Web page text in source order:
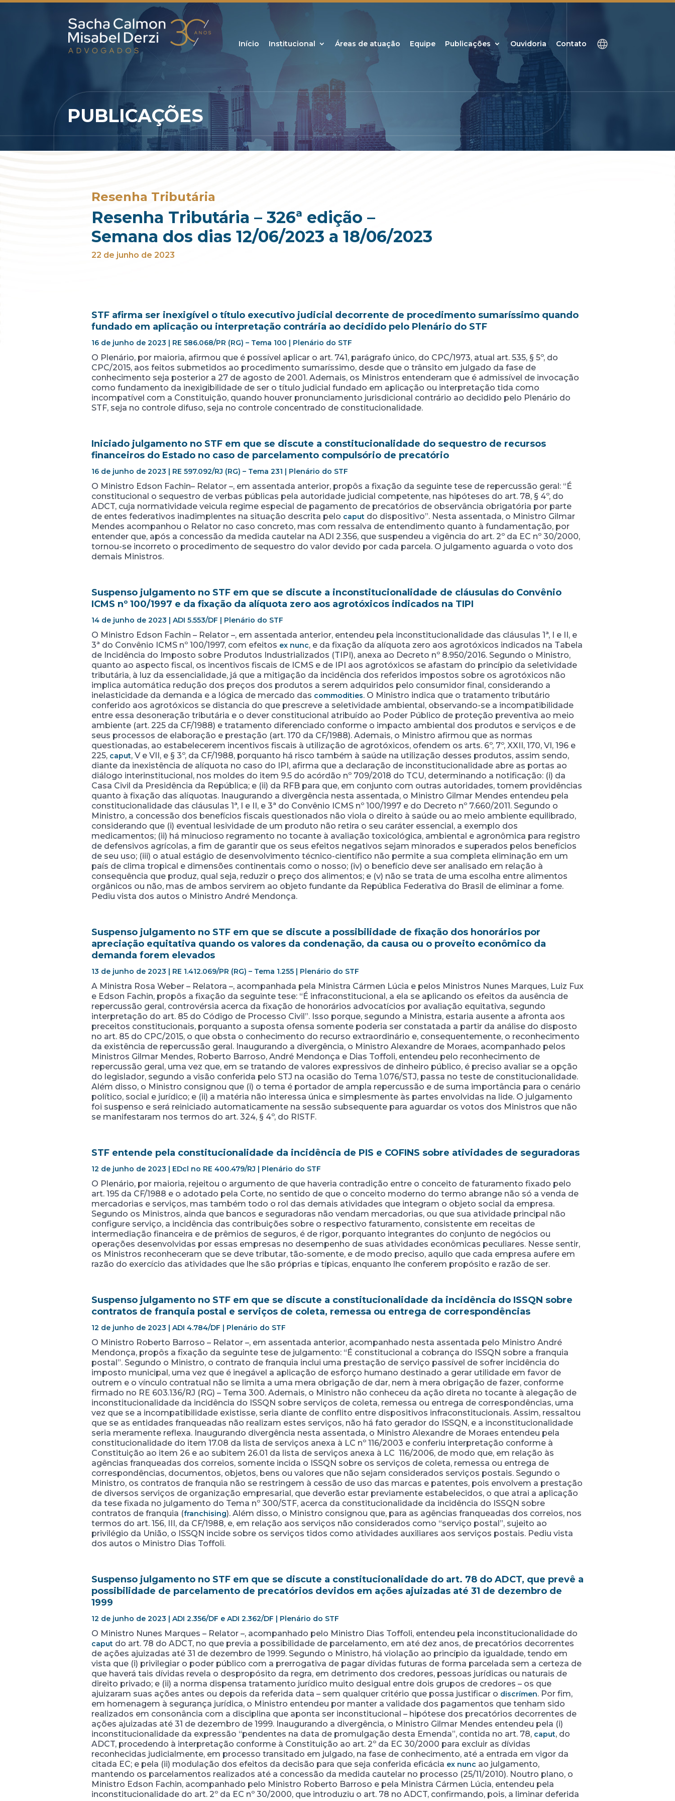
Início Institucional Áreas de atuação Equipe Publicações Ouvidoria Contato
PUBLICAÇÕES
Resenha Tributária
Resenha Tributária – 326ª edição –
Semana dos dias 12/06/2023 a 18/06/2023
22 de junho de 2023
STF afirma ser inexigível o título executivo judicial decorrente de procedimento sumaríssimo quando
fundado em aplicação ou interpretação contrária ao decidido pelo Plenário do STF
16 de junho de 2023 | RE 586.068/PR (RG) – Tema 100 | Plenário do STF
O Plenário, por maioria, afirmou que é possível aplicar o art. 741, parágrafo único, do CPC/1973, atual art. 535, § 5º, do
CPC/2015, aos feitos submetidos ao procedimento sumaríssimo, desde que o trânsito em julgado da fase de
conhecimento seja posterior a 27 de agosto de 2001. Ademais, os Ministros entenderam que é admissível de invocação
como fundamento da inexigibilidade de ser o título judicial fundado em aplicação ou interpretação tida como
incompatível com a Constituição, quando houver pronunciamento jurisdicional contrário ao decidido pelo Plenário do
STF, seja no controle difuso, seja no controle concentrado de constitucionalidade.
Iniciado julgamento no STF em que se discute a constitucionalidade do sequestro de recursos
financeiros do Estado no caso de parcelamento compulsório de precatório
16 de junho de 2023 | RE 597.092/RJ (RG) – Tema 231 | Plenário do STF
O Ministro Edson Fachin– Relator –, em assentada anterior, propôs a fixação da seguinte tese de repercussão geral: “É
constitucional o sequestro de verbas públicas pela autoridade judicial competente, nas hipóteses do art. 78, § 4º, do
ADCT, cuja normatividade veicula regime especial de pagamento de precatórios de observância obrigatória por parte
de entes federativos inadimplentes na situação descrita pelo caput do dispositivo”. Nesta assentada, o Ministro Gilmar
Mendes acompanhou o Relator no caso concreto, mas com ressalva de entendimento quanto à fundamentação, por
entender que, após a concessão da medida cautelar na ADI 2.356, que suspendeu a vigência do art. 2º da EC nº 30/2000,
tornou-se incorreto o procedimento de sequestro do valor devido por cada parcela. O julgamento aguarda o voto dos
demais Ministros.
Suspenso julgamento no STF em que se discute a inconstitucionalidade de cláusulas do Convênio
ICMS nº 100/1997 e da fixação da alíquota zero aos agrotóxicos indicados na TIPI
14 de junho de 2023 | ADI 5.553/DF | Plenário do STF
O Ministro Edson Fachin – Relator –, em assentada anterior, entendeu pela inconstitucionalidade das cláusulas 1ª, I e II, e
3ª do Convênio ICMS nº 100/1997, com efeitos ex nunc, e da fixação da alíquota zero aos agrotóxicos indicados na Tabela
de Incidência do Imposto sobre Produtos Industrializados (TIPI), anexa ao Decreto nº 8.950/2016. Segundo o Ministro,
quanto ao aspecto fiscal, os incentivos fiscais de ICMS e de IPI aos agrotóxicos se afastam do princípio da seletividade
tributária, à luz da essencialidade, já que a mitigação da incidência dos referidos impostos sobre os agrotóxicos não
implica automática redução dos preços dos produtos a serem adquiridos pelo consumidor final, considerando a
inelasticidade da demanda e a lógica de mercado das commodities. O Ministro indica que o tratamento tributário
conferido aos agrotóxicos se distancia do que prescreve a seletividade ambiental, observando-se a incompatibilidade
entre essa desoneração tributária e o dever constitucional atribuído ao Poder Público de proteção preventiva ao meio
ambiente (art. 225 da CF/1988) e tratamento diferenciado conforme o impacto ambiental dos produtos e serviços e de
seus processos de elaboração e prestação (art. 170 da CF/1988). Ademais, o Ministro afirmou que as normas
questionadas, ao estabelecerem incentivos fiscais à utilização de agrotóxicos, ofendem os arts. 6º, 7º, XXII, 170, VI, 196 e
225, caput, V e VII, e § 3º, da CF/1988, porquanto há risco também à saúde na utilização desses produtos, assim sendo,
diante da inexistência de alíquota no caso do IPI, afirma que a declaração de inconstitucionalidade abre as portas ao
diálogo interinstitucional, nos moldes do item 9.5 do acórdão nº 709/2018 do TCU, determinando a notificação: (i) da
Casa Civil da Presidência da República; e (ii) da RFB para que, em conjunto com outras autoridades, tomem providências
quanto à fixação das alíquotas. Inaugurando a divergência nesta assentada, o Ministro Gilmar Mendes entendeu pela
constitucionalidade das cláusulas 1ª, I e II, e 3ª do Convênio ICMS nº 100/1997 e do Decreto nº 7.660/2011. Segundo o
Ministro, a concessão dos benefícios fiscais questionados não viola o direito à saúde ou ao meio ambiente equilibrado,
considerando que (i) eventual lesividade de um produto não retira o seu caráter essencial, a exemplo dos
medicamentos; (ii) há minucioso regramento no tocante à avaliação toxicológica, ambiental e agronômica para registro
de defensivos agrícolas, a fim de garantir que os seus efeitos negativos sejam minorados e superados pelos benefícios
de seu uso; (iii) o atual estágio de desenvolvimento técnico-científico não permite a sua completa eliminação em um
país de clima tropical e dimensões continentais como o nosso; (iv) o benefício deve ser analisado em relação à
consequência que produz, qual seja, reduzir o preço dos alimentos; e (v) não se trata de uma escolha entre alimentos
orgânicos ou não, mas de ambos servirem ao objeto fundante da República Federativa do Brasil de eliminar a fome.
Pediu vista dos autos o Ministro André Mendonça.
Suspenso julgamento no STF em que se discute a possibilidade de fixação dos honorários por
apreciação equitativa quando os valores da condenação, da causa ou o proveito econômico da
demanda forem elevados
13 de junho de 2023 | RE 1.412.069/PR (RG) – Tema 1.255 | Plenário do STF
A Ministra Rosa Weber – Relatora –, acompanhada pela Ministra Cármen Lúcia e pelos Ministros Nunes Marques, Luiz Fux
e Edson Fachin, propôs a fixação da seguinte tese: “É infraconstitucional, a ela se aplicando os efeitos da ausência de
repercussão geral, controvérsia acerca da fixação de honorários advocatícios por avaliação equitativa, segundo
interpretação do art. 85 do Código de Processo Civil”. Isso porque, segundo a Ministra, estaria ausente a afronta aos
preceitos constitucionais, porquanto a suposta ofensa somente poderia ser constatada a partir da análise do disposto
no art. 85 do CPC/2015, o que obsta o conhecimento do recurso extraordinário e, consequentemente, o reconhecimento
da existência de repercussão geral. Inaugurando a divergência, o Ministro Alexandre de Moraes, acompanhado pelos
Ministros Gilmar Mendes, Roberto Barroso, André Mendonça e Dias Toffoli, entendeu pelo reconhecimento de
repercussão geral, uma vez que, em se tratando de valores expressivos de dinheiro público, é preciso avaliar se a opção
do legislador, segundo a visão conferida pelo STJ na ocasião do Tema 1.076/STJ, passa no teste de constitucionalidade.
Além disso, o Ministro consignou que (i) o tema é portador de ampla repercussão e de suma importância para o cenário
político, social e jurídico; e (ii) a matéria não interessa única e simplesmente às partes envolvidas na lide. O julgamento
foi suspenso e será reiniciado automaticamente na sessão subsequente para aguardar os votos dos Ministros que não
se manifestaram nos termos do art. 324, § 4º, do RISTF.
STF entende pela constitucionalidade da incidência de PIS e COFINS sobre atividades de seguradoras
12 de junho de 2023 | EDcl no RE 400.479/RJ | Plenário do STF
O Plenário, por maioria, rejeitou o argumento de que haveria contradição entre o conceito de faturamento fixado pelo
art. 195 da CF/1988 e o adotado pela Corte, no sentido de que o conceito moderno do termo abrange não só a venda de
mercadorias e serviços, mas também todo o rol das demais atividades que integram o objeto social da empresa.
Segundo os Ministros, ainda que bancos e seguradoras não vendam mercadorias, ou que sua atividade principal não
configure serviço, a incidência das contribuições sobre o respectivo faturamento, consistente em receitas de
intermediação financeira e de prêmios de seguros, é de rigor, porquanto integrantes do conjunto de negócios ou
operações desenvolvidas por essas empresas no desempenho de suas atividades econômicas peculiares. Nesse sentir,
os Ministros reconheceram que se deve tributar, tão-somente, e de modo preciso, aquilo que cada empresa aufere em
razão do exercício das atividades que lhe são próprias e típicas, enquanto lhe conferem propósito e razão de ser.
Suspenso julgamento no STF em que se discute a constitucionalidade da incidência do ISSQN sobre
contratos de franquia postal e serviços de coleta, remessa ou entrega de correspondências
12 de junho de 2023 | ADI 4.784/DF | Plenário do STF
O Ministro Roberto Barroso – Relator –, em assentada anterior, acompanhado nesta assentada pelo Ministro André
Mendonça, propôs a fixação da seguinte tese de julgamento: “É constitucional a cobrança do ISSQN sobre a franquia
postal”. Segundo o Ministro, o contrato de franquia inclui uma prestação de serviço passível de sofrer incidência do
imposto municipal, uma vez que é inegável a aplicação de esforço humano destinado a gerar utilidade em favor de
outrem e o vínculo contratual não se limita a uma mera obrigação de dar, nem à mera obrigação de fazer, conforme
firmado no RE 603.136/RJ (RG) – Tema 300. Ademais, o Ministro não conheceu da ação direta no tocante à alegação de
inconstitucionalidade da incidência do ISSQN sobre serviços de coleta, remessa ou entrega de correspondências, uma
vez que se a incompatibilidade existisse, seria diante de conflito entre dispositivos infraconstitucionais. Assim, ressaltou
que se as entidades franqueadas não realizam estes serviços, não há fato gerador do ISSQN, e a inconstitucionalidade
seria meramente reflexa. Inaugurando divergência nesta assentada, o Ministro Alexandre de Moraes entendeu pela
constitucionalidade do item 17.08 da lista de serviços anexa à LC nº 116/2003 e conferiu interpretação conforme à
Constituição ao item 26 e ao subitem 26.01 da lista de serviços anexa à LC 116/2006, de modo que, em relação às
agências franqueadas dos correios, somente incida o ISSQN sobre os serviços de coleta, remessa ou entrega de
correspondências, documentos, objetos, bens ou valores que não sejam considerados serviços postais. Segundo o
Ministro, os contratos de franquia não se restringem à cessão de uso das marcas e patentes, pois envolvem a prestação
de diversos serviços de organização empresarial, que deverão estar previamente estabelecidos, o que atrai a aplicação
da tese fixada no julgamento do Tema nº 300/STF, acerca da constitucionalidade da incidência do ISSQN sobre
contratos de franquia (franchising). Além disso, o Ministro consignou que, para as agências franqueadas dos correios, nos
termos do art. 156, III, da CF/1988, e, em relação aos serviços não considerados como “serviço postal”, sujeito ao
privilégio da União, o ISSQN incide sobre os serviços tidos como atividades auxiliares aos serviços postais. Pediu vista
dos autos o Ministro Dias Toffoli.
Suspenso julgamento no STF em que se discute a constitucionalidade do art. 78 do ADCT, que prevê a
possibilidade de parcelamento de precatórios devidos em ações ajuizadas até 31 de dezembro de
1999
12 de junho de 2023 | ADI 2.356/DF e ADI 2.362/DF | Plenário do STF
O Ministro Nunes Marques – Relator –, acompanhado pelo Ministro Dias Toffoli, entendeu pela inconstitucionalidade do
caput do art. 78 do ADCT, no que previa a possibilidade de parcelamento, em até dez anos, de precatórios decorrentes
de ações ajuizadas até 31 de dezembro de 1999. Segundo o Ministro, há violação ao princípio da igualdade, tendo em
vista que (i) privilegiar o poder público com a prerrogativa de pagar dívidas futuras de forma parcelada sem a certeza de
que haverá tais dívidas revela o despropósito da regra, em detrimento dos credores, pessoas jurídicas ou naturais de
direito privado; e (ii) a norma dispensa tratamento jurídico muito desigual entre dois grupos de credores – os que
ajuizaram suas ações antes ou depois da referida data – sem qualquer critério que possa justificar o discrímen. Por fim,
em homenagem à segurança jurídica, o Ministro entendeu por manter a validade dos pagamentos que tenham sido
realizados em consonância com a disciplina que aponta ser inconstitucional – hipótese dos precatórios decorrentes de
ações ajuizadas até 31 de dezembro de 1999. Inaugurando a divergência, o Ministro Gilmar Mendes entendeu pela (i)
inconstitucionalidade da expressão “pendentes na data de promulgação desta Emenda”, contida no art. 78, caput, do
ADCT, procedendo à interpretação conforme à Constituição ao art. 2º da EC 30/2000 para excluir as dívidas
reconhecidas judicialmente, em processo transitado em julgado, na fase de conhecimento, até a entrada em vigor da
citada EC; e pela (ii) modulação dos efeitos da decisão para que seja conferida eficácia ex nunc ao julgamento,
mantendo os parcelamentos realizados até a concessão da medida cautelar no processo (25/11/2010). Noutro plano, o
Ministro Edson Fachin, acompanhado pelo Ministro Roberto Barroso e pela Ministra Cármen Lúcia, entendeu pela
inconstitucionalidade do art. 2º da EC nº 30/2000, que introduziu o art. 78 no ADCT, confirmando, pois, a liminar deferida